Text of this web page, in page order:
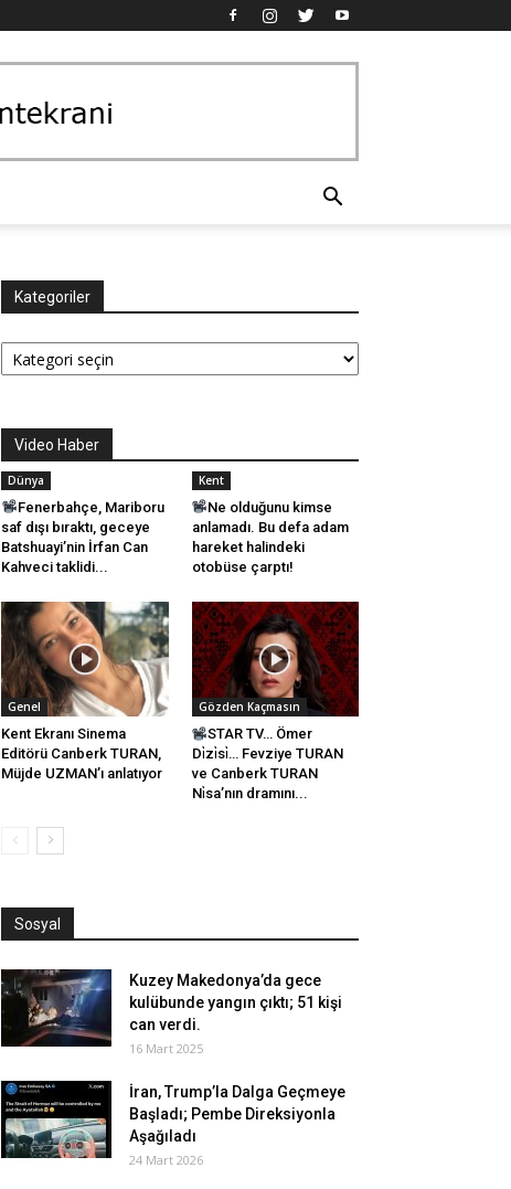
Kategoriler
Kategoriler
Video Haber
Dünya
Fenerbahçe, Mariboru
saf dışı bıraktı, geceye
Batshuayi’nin İrfan Can
Kahveci taklidi...
Kent
Ne olduğunu kimse
anlamadı. Bu defa adam
hareket halindeki
otobüse çarptı!
Genel
Kent Ekranı Sinema
Editörü Canberk TURAN,
Müjde UZMAN’ı anlatıyor
Gözden Kaçmasın
STAR TV… Ömer
Di̇zi̇si̇… Fevziye TURAN
ve Canberk TURAN
Ni̇sa’nın dramını...
Sosyal
Kuzey Makedonya’da gece
kulübunde yangın çıktı; 51 kişi
can verdi.
16 Mart 2025
İran, Trump’la Dalga Geçmeye
Başladı; Pembe Direksiyonla
Aşağıladı
24 Mart 2026